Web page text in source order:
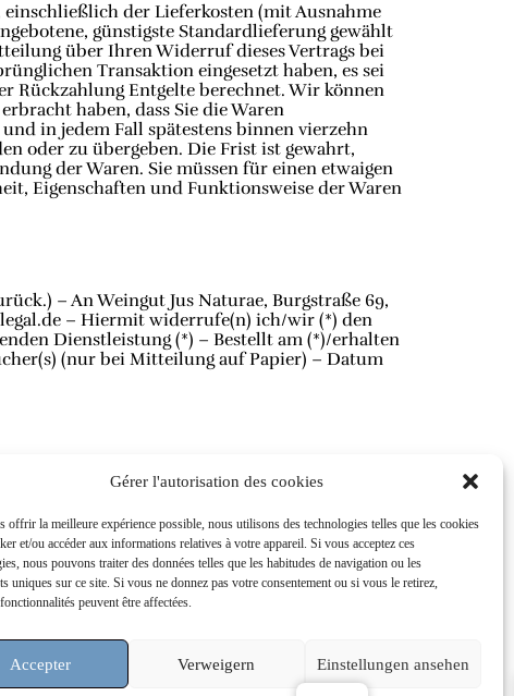
Gérer l'autorisation des cookies
offrir la meilleure expérience possible, nous utilisons des technologies telles que les cookies
et/ou accéder aux informations relatives à votre appareil. Si vous acceptez ces
nous pouvons traiter des données telles que les habitudes de navigation ou les
uniques sur ce site. Si vous ne donnez pas votre consentement ou si vous le retirez,
peuvent être affectées.
Accepter Verweigern Einstellungen ansehen
der Lieferkosten (mit Ausnahme
günstigste Standardlieferung gewählt
über Ihren Widerruf dieses Vertrags bei
Transaktion eingesetzt haben, es sei
Rückzahlung Entgelte berechnet. Wir können
haben, dass Sie die Waren
in jedem Fall spätestens binnen vierzehn
oder zu übergeben. Die Frist ist gewahrt,
der Waren. Sie müssen für einen etwaigen
Eigenschaften und Funktionsweise der Waren
– An Weingut Jus Naturae, Burgstraße 69,
legal.de – Hiermit widerrufe(n) ich/wir (*) den
Dienstleistung (*) – Bestellt am (*)/erhalten
(nur bei Mitteilung auf Papier) – Datum
(UE)